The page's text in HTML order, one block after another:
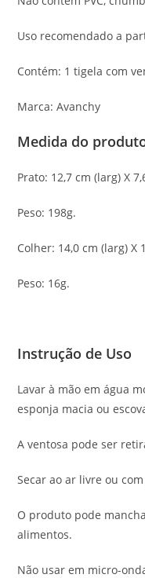
Uso recomendado a
Contém: 1 tigela com
Marca: Avanchy
Medida do
Prato: 12,7 cm (larg) X
Peso: 198g.
Colher: 14,0 cm (larg) X
Peso: 16g.
Instrução de Uso
Lavar à mão em água
esponja macia ou
A ventosa pode ser
Secar ao ar livre ou
O produto pode
alimentos.
Não usar em micro-